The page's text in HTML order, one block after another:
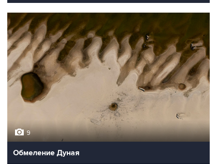
9
Обмеление Дуная